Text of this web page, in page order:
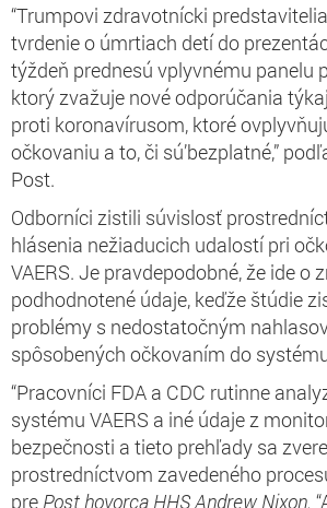
“Trumpovi zdravotnícki
tvrdenie o úmrtiach detí do
týždeň prednesú vplyvnému panelu
ktorý zvažuje nové odporúčania
proti koronavírusom, ktoré
očkovaniu a to, či sú’bezplatné,”
Post.
Odborníci zistili súvislosť
hlásenia nežiaducich udalostí pri
VAERS. Je pravdepodobné, že ide o
podhodnotené údaje, keďže štúdie
problémy s nedostatočným
spôsobených očkovaním do
“Pracovníci FDA a CDC rutinne
systému VAERS a iné údaje z
bezpečnosti a tieto prehľady sa
prostredníctvom zavedeného
pre Posthovorca HHS Andrew Nixon.